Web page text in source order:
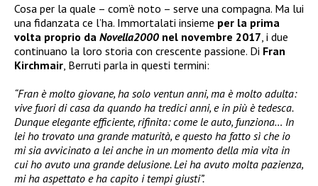
Cosa per la quale – com’è noto – serve una compagna. Ma lui
una fidanzata ce l’ha. Immortalati insieme per la prima
volta proprio da Novella2000 nel novembre 2017 , i due
continuano la loro storia con crescente passione. Di Fran
Kirchmair , Berruti parla in questi termini:
“Fran è molto giovane, ha solo ventun anni, ma è molto adulta:
vive fuori di casa da quando ha tredici anni, e in più è tedesca.
Dunque elegante efficiente, rifinita: come le auto, funziona… In
lei ho trovato una grande maturità, e questo ha fatto sì che io
mi sia avvicinato a lei anche in un momento della mia vita in
cui ho avuto una grande delusione. Lei ha avuto molta pazienza,
mi ha aspettato e ha capito i tempi giusti”.